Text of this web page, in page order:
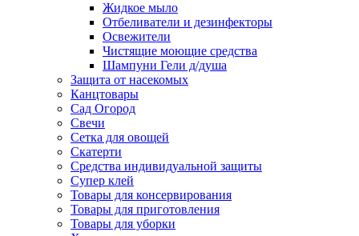
Жидкое мыло
Отбеливатели и дезинфекторы
Освежители
Чистящие моющие средства
Шампуни Гели д/душа
Защита от насекомых
Канцтовары
Сад Огород
Свечи
Сетка для овощей
Скатерти
Средства индивидуальной защиты
Супер клей
Товары для консервирования
Товары для приготовления
Товары для уборки